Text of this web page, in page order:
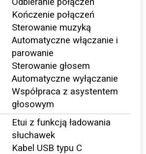
Kończenie połączeń
Sterowanie muzyką
Automatyczne włączanie i
parowanie
Sterowanie głosem
Automatyczne wyłączanie
Współpraca z asystentem
głosowym
Etui z funkcją ładowania
słuchawek
Kabel USB typu C